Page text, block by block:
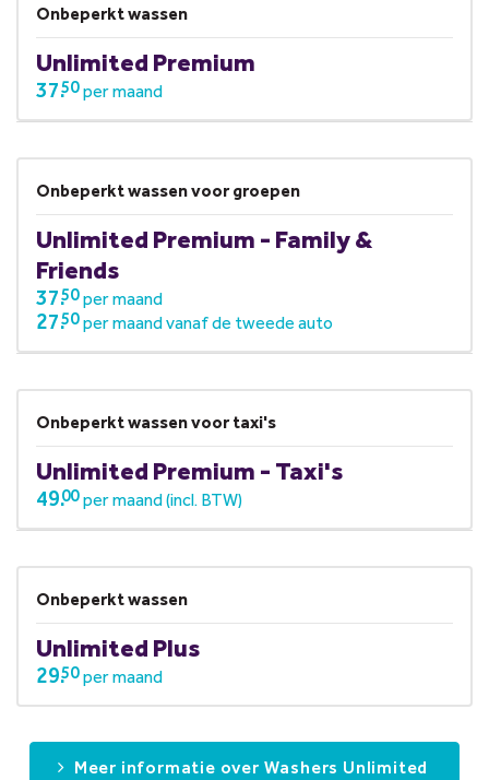
Onbeperkt wassen
Unlimited Premium
37.50 per maand
Onbeperkt wassen voor groepen
Unlimited Premium - Family &
Friends
37.50 per maand
27.50 per maand vanaf de tweede auto
Onbeperkt wassen voor taxi's
Unlimited Premium - Taxi's
49.00 per maand (incl. BTW)
Onbeperkt wassen
Unlimited Plus
29.50 per maand
Meer informatie over Washers Unlimited